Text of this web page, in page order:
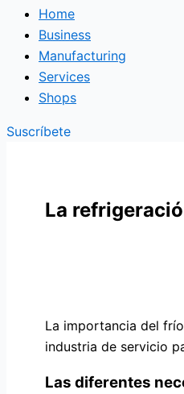
Home
Business
Manufacturing
Services
Shops
Suscríbete
La
La importancia del
industria de servicio
Las diferentes